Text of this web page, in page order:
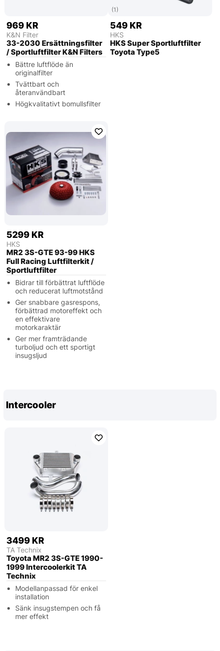
969 KR
K&N Filter
33-2030 Ersättningsfilter
/ Sportluftfilter K&N Filters
Bättre luftflöde än
originalfilter
Tvättbart och
återanvändbart
Högkvalitativt bomullsfilter
(1)
549 KR
HKS
HKS Super Sportluftfilter
Toyota Type5
5299 KR
HKS
MR2 3S-GTE 93-99 HKS
Full Racing Luftfilterkit /
Sportluftfilter
Bidrar till förbättrat luftflöde
och reducerat luftmotstånd
Ger snabbare gasrespons,
förbättrad motoreffekt och
en effektivare
motorkaraktär
Ger mer framträdande
turboljud och ett sportigt
insugsljud
Intercooler
3499 KR
TA Technix
Toyota MR2 3S-GTE 1990-
1999 Intercoolerkit TA
Technix
Modellanpassad för enkel
installation
Sänk insugstempen och få
mer effekt